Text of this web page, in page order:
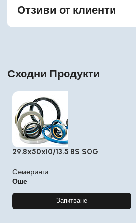
Отзиви от клиенти
Сходни Продукти
29.8x50x10/13.5 BS SOG
Семеринги
Още
Запитване